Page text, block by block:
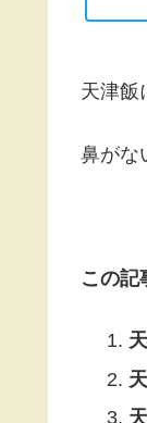
天津飯
鼻がな
この記